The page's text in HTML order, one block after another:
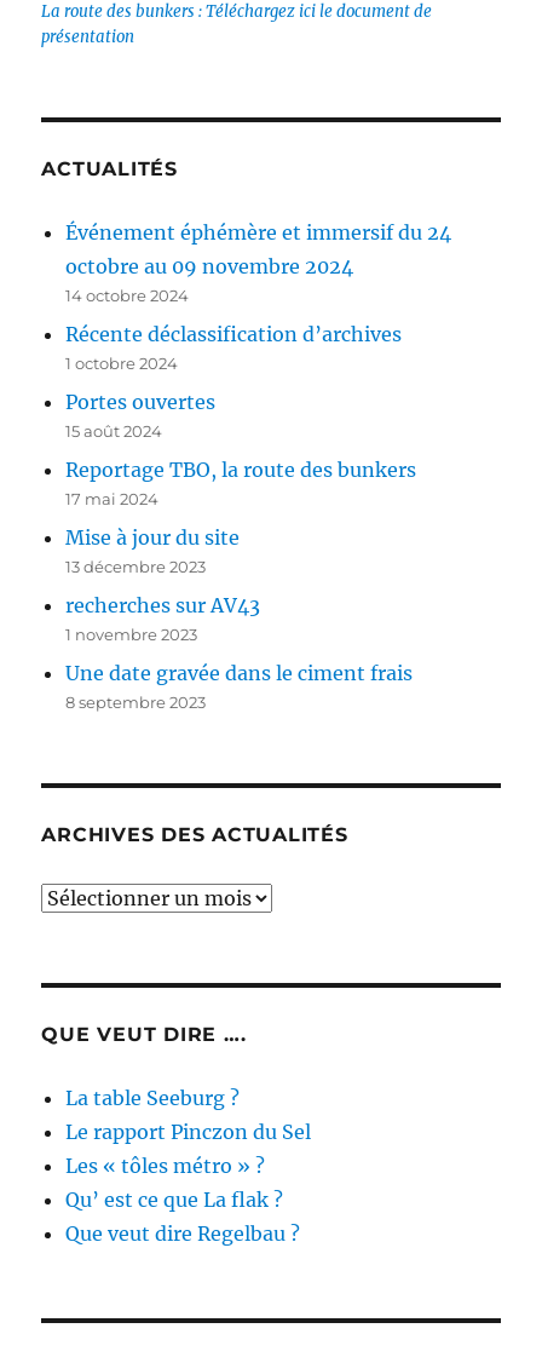
La route des bunkers : Téléchargez ici le document de
présentation
ACTUALITÉS
Événement éphémère et immersif du 24
octobre au 09 novembre 2024
14 octobre 2024
Récente déclassification d’archives
1 octobre 2024
Portes ouvertes
15 août 2024
Reportage TBO, la route des bunkers
17 mai 2024
Mise à jour du site
13 décembre 2023
recherches sur AV43
1 novembre 2023
Une date gravée dans le ciment frais
8 septembre 2023
ARCHIVES DES ACTUALITÉS
Archives
QUE VEUT DIRE ….
La table Seeburg ?
Le rapport Pinczon du Sel
Les « tôles métro » ?
Qu’ est ce que La flak ?
Que veut dire Regelbau ?